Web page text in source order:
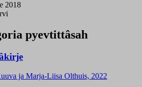
2018
pyevtittâsah
ja Marja-Liisa Olthuis, 2022